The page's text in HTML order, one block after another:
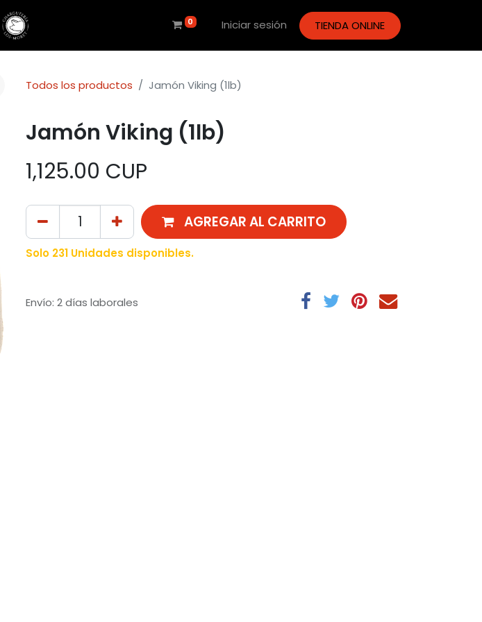
0 Iniciar sesión TIENDA ONLINE
Todos los productos Jamón Viking (1lb)
Jamón Viking (1lb)
1,125.00 CUP
AGREGAR AL CARRITO
Solo 231 Unidades disponibles.
Envío: 2 días laborales